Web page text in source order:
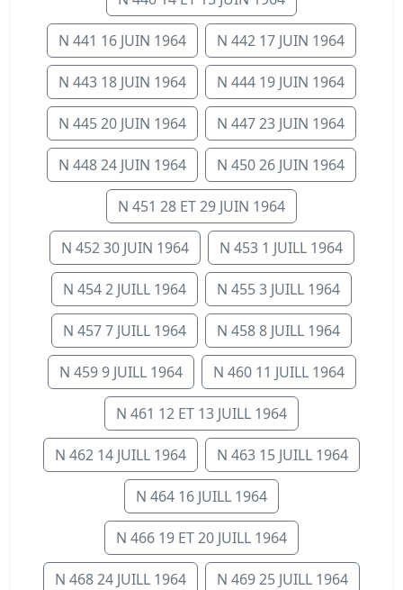
N 441 16 JUIN 1964 N 442 17 JUIN 1964
N 443 18 JUIN 1964 N 444 19 JUIN 1964
N 445 20 JUIN 1964 N 447 23 JUIN 1964
N 448 24 JUIN 1964 N 450 26 JUIN 1964
N 451 28 ET 29 JUIN 1964
N 452 30 JUIN 1964 N 453 1 JUILL 1964
N 454 2 JUILL 1964 N 455 3 JUILL 1964
N 457 7 JUILL 1964 N 458 8 JUILL 1964
N 459 9 JUILL 1964 N 460 11 JUILL 1964
N 461 12 ET 13 JUILL 1964
N 462 14 JUILL 1964 N 463 15 JUILL 1964
N 464 16 JUILL 1964
N 466 19 ET 20 JUILL 1964
N 468 24 JUILL 1964 N 469 25 JUILL 1964